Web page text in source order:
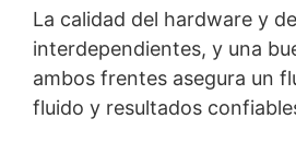
La calidad del hardware y
interdependientes, y una
ambos frentes asegura un
fluido y resultados